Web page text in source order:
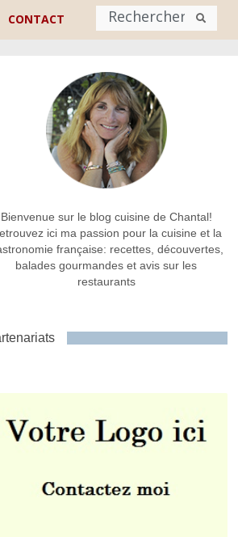
CONTACT
Nom
*
Bienvenue sur le blog cuisine de Chantal!
ici ma passion pour la cuisine et la
française: recettes, découvertes,
balades gourmandes et avis sur les
restaurants